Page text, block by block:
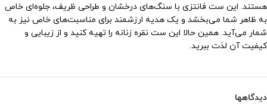
هستند. این ست فانتزی با سنگ‌های درخشان و طراحی ظریف، جلوه‌ای خاص
به ظاهر شما می‌بخشد و یک هدیه ارزشمند برای مناسبت‌های خاص نیز به
شمار می‌آید. همین حالا این ست نقره زنانه را تهیه کنید و از زیبایی و
کیفیت آن لذت ببرید.
دیدگاهها